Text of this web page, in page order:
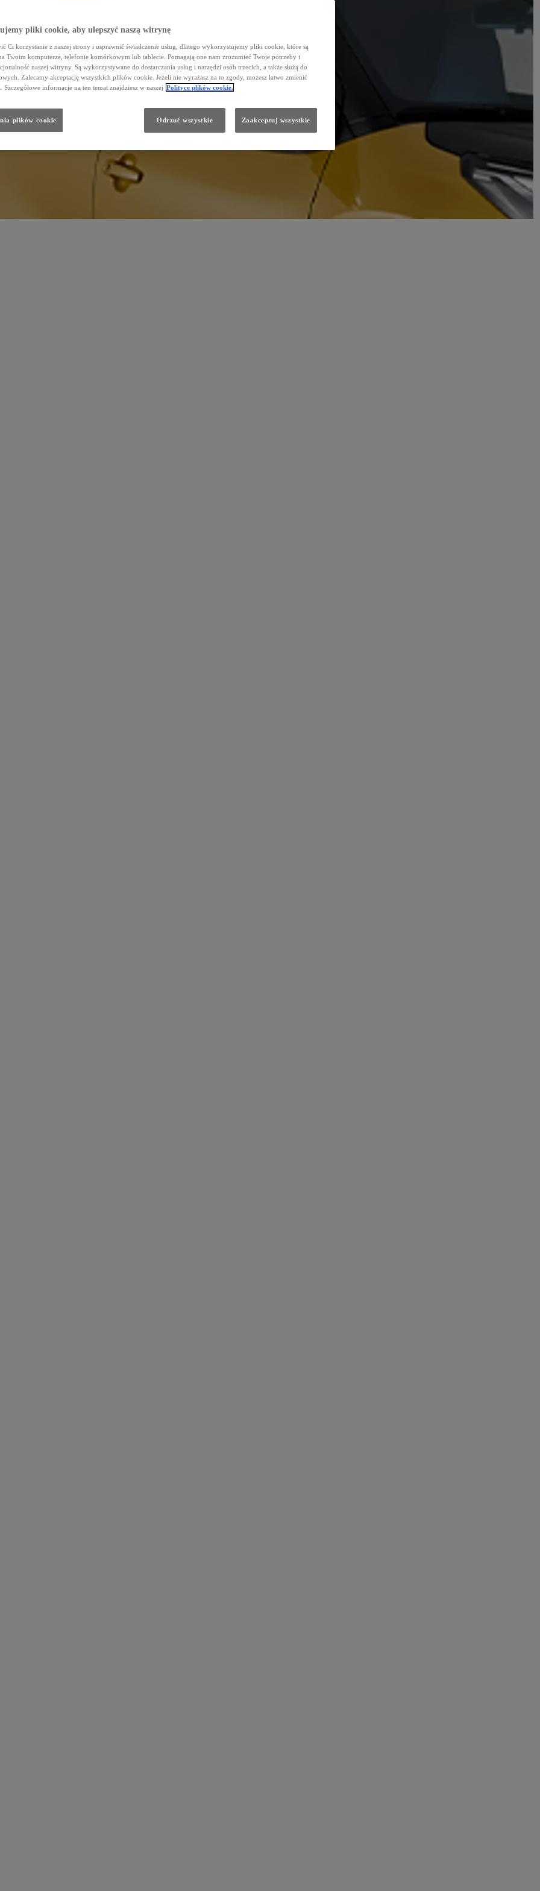
pliki cookie, aby ulepszyć naszą witrynę
Ci korzystanie z naszej strony i usprawnić świadczenie usług, dlatego wykorzystujemy pliki cookie, które są
Twoim komputerze, telefonie komórkowym lub tablecie. Pomagają one nam zrozumieć Twoje potrzeby i
naszej witryny. Są wykorzystywane do dostarczania usług i narzędzi osób trzecich, a także służą do
Zalecamy akceptację wszystkich plików cookie. Jeżeli nie wyrażasz na to zgody, możesz łatwo zmienić
Szczegółowe informacje na ten temat znajdziesz w naszej Polityce plików cookie.
Odrzuć wszystkie Zaakceptuj wszystkie
plików cookie